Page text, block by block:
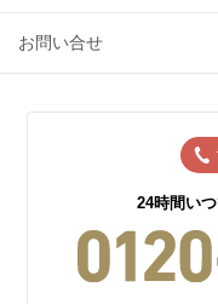
お問い合せ
24時間い